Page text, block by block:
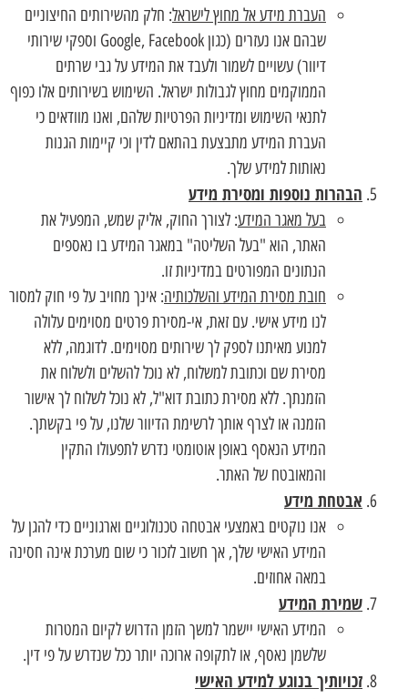
העברת מידע אל מחוץ לישראל: חלק מהשירותים החיצוניים
שבהם אנו נעזרים (כגון Google, Facebook וספקי שירותי
דיוור) עשויים לשמור ולעבד את המידע על גבי שרתים
הממוקמים מחוץ לגבולות ישראל. השימוש בשירותים אלו כפוף
לתנאי השימוש ומדיניות הפרטיות שלהם, ואנו מוודאים כי
העברת המידע מתבצעת בהתאם לדין וכי קיימות הגנות
נאותות למידע שלך.
הבהרות נוספות ומסירת מידע
בעל מאגר המידע: לצורך החוק, אליק שמש, המפעיל את
האתר, הוא "בעל השליטה" במאגר המידע בו נאספים
הנתונים המפורטים במדיניות זו.
חובת מסירת המידע והשלכותיה: אינך מחויב על פי חוק למסור
לנו מידע אישי. עם זאת, אי-מסירת פרטים מסוימים עלולה
למנוע מאיתנו לספק לך שירותים מסוימים. לדוגמה, ללא
מסירת שם וכתובת למשלוח, לא נוכל להשלים ולשלוח את
הזמנתך. ללא מסירת כתובת דוא"ל, לא נוכל לשלוח לך אישור
הזמנה או לצרף אותך לרשימת הדיוור שלנו, על פי בקשתך.
המידע הנאסף באופן אוטומטי נדרש לתפעולו התקין
והמאובטח של האתר.
אבטחת מידע
אנו נוקטים באמצעי אבטחה טכנולוגיים וארגוניים כדי להגן על
המידע האישי שלך, אך חשוב לזכור כי שום מערכת אינה חסינה
במאה אחוזים.
שמירת המידע
המידע האישי יישמר למשך הזמן הדרוש לקיום המטרות
שלשמן נאסף, או לתקופה ארוכה יותר ככל שנדרש על פי דין.
זכויותיך בנוגע למידע האישי